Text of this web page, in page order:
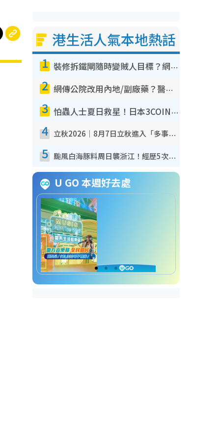
港生活人氣本地熱話
1 裝修拆鐵閘隨時變賊人目標？網民揭2大關鍵用途：裝新式等於白裝？附新舊鐵閘分別
2 網傳公院改用內地/副廠藥？醫生拆解正副廠分別 揭4類人換藥隨時出事
3 怕蟲人士夏日救星！日本3COINS爆紅驅蟲神器$45起 1招「全程免觸碰」輕鬆搞定小強
4 立秋2026｜8月7日立秋進入「多事之秋」 3件事唔做得！專家教6招開運 清枱頭／銀包納氣接好運
5 颱風白海豚料周日襲浙江！經歷5次「眼牆置換」極罕見 成登陸內地最長途颱風
U GO 本週好去處